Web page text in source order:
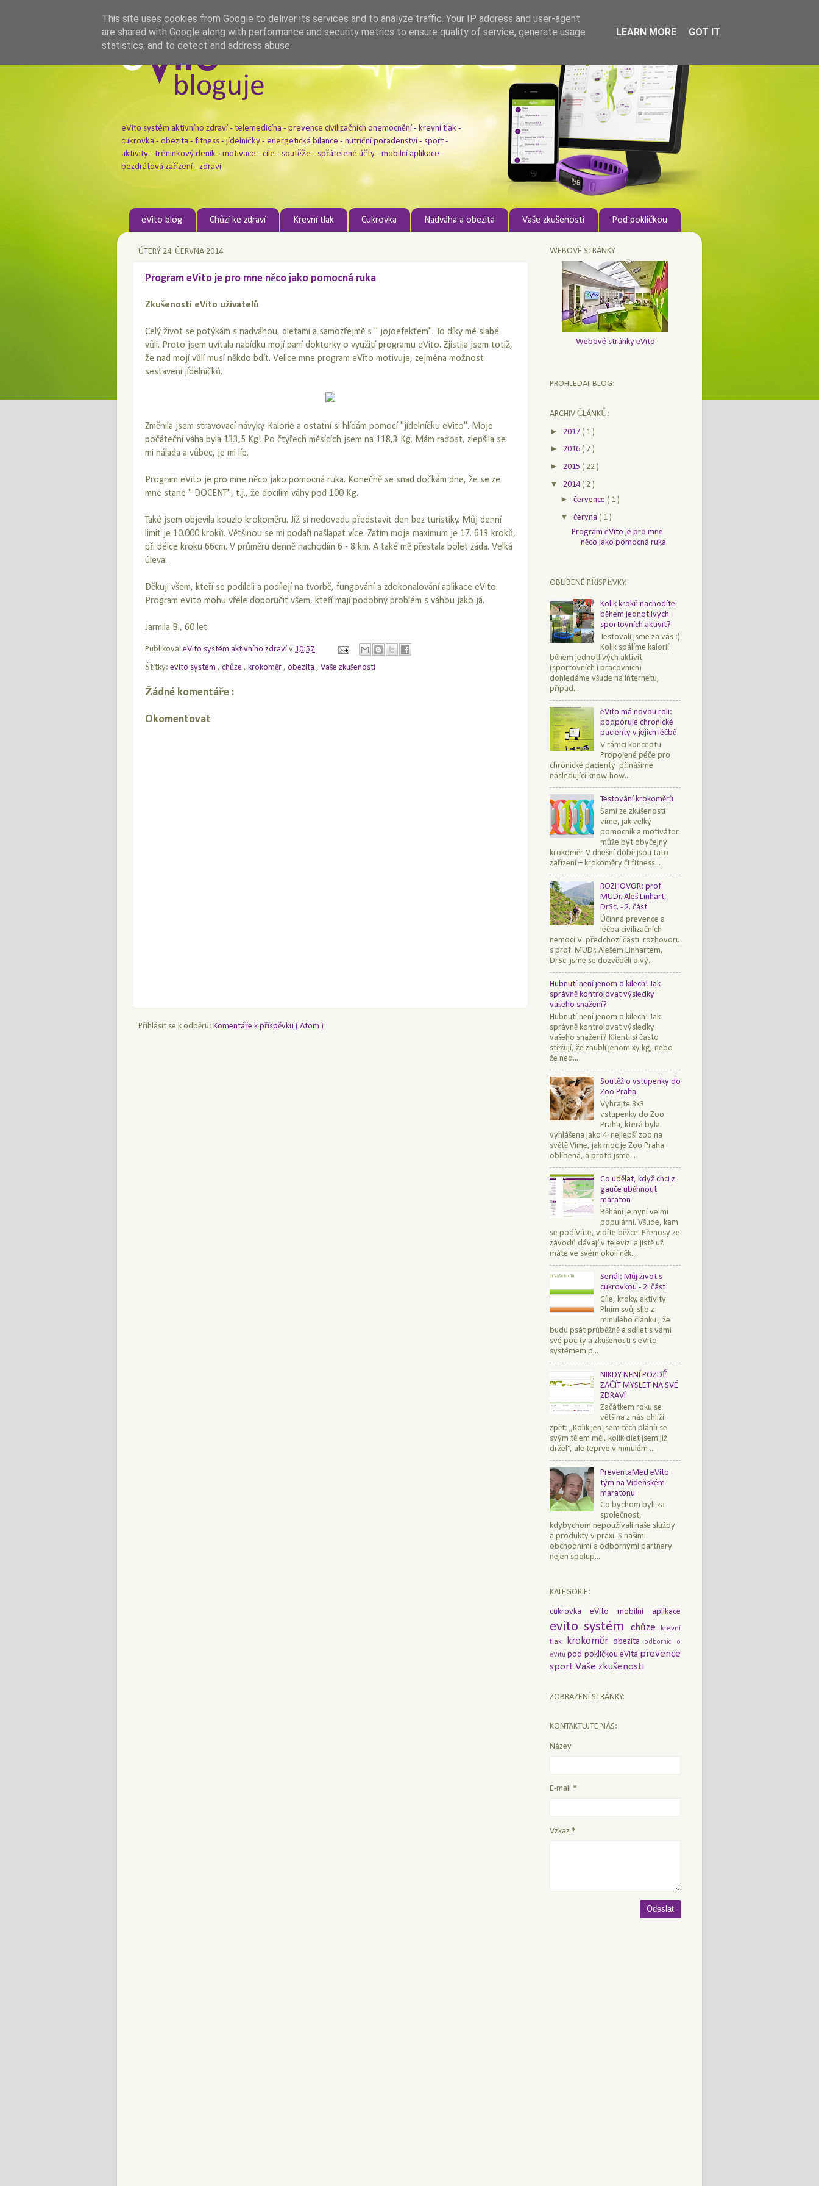
eVito systém aktivního zdraví - telemedicína - prevence civilizačních onemocnění - krevní tlak -
cukrovka - obezita - fitness - jídelníčky - energetická bilance - nutriční poradenství - sport -
aktivity - tréninkový deník - motivace - cíle - soutěže - spřátelené účty - mobilní aplikace -
bezdrátová zařízení - zdraví
eVito blog Chůzí ke zdraví Krevní tlak Cukrovka Nadváha a obezita Vaše zkušenosti Pod pokličkou
ÚTERÝ 24. ČERVNA 2014
Program eVito je pro mne něco jako pomocná ruka
Zkušenosti eVito uživatelů
Celý život se potýkám s nadváhou, dietami a samozřejmě s " jojoefektem". To díky mé slabé
vůli. Proto jsem uvítala nabídku mojí paní doktorky o využití programu eVito. Zjistila jsem totiž,
že nad mojí vůlí musí někdo bdít. Velice mne program eVito motivuje, zejména možnost
sestavení jídelníčků.
Změnila jsem stravovací návyky. Kalorie a ostatní si hlídám pomocí "jídelníčku eVito". Moje
počáteční váha byla 133,5 Kg! Po čtyřech měsících jsem na 118,3 Kg. Mám radost, zlepšila se
mi nálada a vůbec, je mi líp.
Program eVito je pro mne něco jako pomocná ruka. Konečně se snad dočkám dne, že se ze
mne stane " DOCENT", t.j., že docílím váhy pod 100 Kg.
Také jsem objevila kouzlo krokoměru. Již si nedovedu představit den bez turistiky. Můj denní
limit je 10.000 kroků. Většinou se mi podaří našlapat více. Zatím moje maximum je 17. 613 kroků,
při délce kroku 66cm. V průměru denně nachodím 6 - 8 km. A také mě přestala bolet záda. Velká
úleva.
Děkuji všem, kteří se podíleli a podílejí na tvorbě, fungování a zdokonalování aplikace eVito.
Program eVito mohu vřele doporučit všem, kteří mají podobný problém s váhou jako já.
Jarmila B., 60 let
Publikoval eVito systém aktivního zdraví v 10:57
Štítky: evito systém , chůze , krokoměr , obezita , Vaše zkušenosti
Žádné komentáře :
Okomentovat
Přihlásit se k odběru: Komentáře k příspěvku ( Atom )
WEBOVÉ STRÁNKY
Webové stránky eVito
PROHLEDAT BLOG:
ARCHIV ČLÁNKŮ:
► 2017 ( 1 )
► 2016 ( 7 )
► 2015 ( 22 )
▼ 2014( 2 )
►července( 1 )
▼června( 1 )
Program eVito je pro mne
něco jako pomocná ruka
OBLÍBENÉ PŘÍSPĚVKY:
Kolik kroků nachodíte
během jednotlivých
sportovních aktivit?
Testovali jsme za vás :)
Kolik spálíme kalorií
během jednotlivých aktivit
(sportovních i pracovních)
dohledáme všude na internetu,
případ...
eVito má novou roli:
podporuje chronické
pacienty v jejich léčbě
V rámci konceptu
Propojené péče pro
chronické pacienty přinášíme
následující know-how...
Testování krokoměrů
Sami ze zkušeností
víme, jak velký
pomocník a motivátor
může být obyčejný
krokoměr. V dnešní době jsou tato
zařízení – krokoměry či fitness...
ROZHOVOR: prof.
MUDr. Aleš Linhart,
DrSc. - 2. část
Účinná prevence a
léčba civilizačních
nemocí V předchozí části rozhovoru
s prof. MUDr. Alešem Linhartem,
DrSc. jsme se dozvěděli o vý...
Hubnutí není jenom o kilech! Jak
správně kontrolovat výsledky
vašeho snažení?
Hubnutí není jenom o kilech! Jak
správně kontrolovat výsledky
vašeho snažení? Klienti si často
stěžují, že zhubli jenom xy kg, nebo
že ned...
Soutěž o vstupenky do
Zoo Praha
Vyhrajte 3x3
vstupenky do Zoo
Praha, která byla
vyhlášena jako 4. nejlepší zoo na
světě Víme, jak moc je Zoo Praha
oblíbená, a proto jsme...
Co udělat, když chci z
gauče uběhnout
maraton
Běhání je nyní velmi
populární. Všude, kam
se podíváte, vidíte běžce. Přenosy ze
závodů dávají v televizi a jistě už
máte ve svém okolí něk...
Seriál: Můj život s
cukrovkou - 2. část
Cíle, kroky, aktivity
Plním svůj slib z
minulého článku , že
budu psát průběžně a sdílet s vámi
své pocity a zkušenosti s eVito
systémem p...
NIKDY NENÍ POZDĚ
ZAČÍT MYSLET NA SVÉ
ZDRAVÍ
Začátkem roku se
většina z nás ohlíží
zpět: „Kolik jen jsem těch plánů se
svým tělem měl, kolik diet jsem již
držel“, ale teprve v minulém ...
PreventaMed eVito
tým na Vídeňském
maratonu
Co bychom byli za
společnost,
kdybychom nepoužívali naše služby
a produkty v praxi. S našimi
obchodními a odbornými partnery
nejen spolup...
KATEGORIE:
cukrovka eVito mobilní aplikace
evito systém chůzekrevní
tlak
krokoměr obezita
odborníci o
eVitupod pokličkou eVita prevence
sport Vaše zkušenosti
ZOBRAZENÍ STRÁNKY:
KONTAKTUJTE NÁS:
Název
E-mail *
Vzkaz *
This site uses cookies from Google to deliver its services and to analyze traffic. Your IP address and user-agent
are shared with Google along with performance and security metrics to ensure quality of service, generate usage
statistics, and to detect and address abuse.
LEARN MORE GOT IT